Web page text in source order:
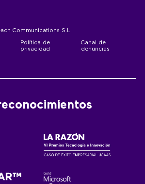
Communications S.L
Política de
privacidad
Canal de
denuncias